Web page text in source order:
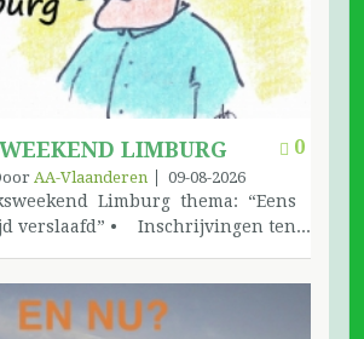
een bijdrage voor de Europese
in York een bijdrage voor de
(WDO) Voorbeelden
van €40 aan de PW (met
‘De Dronkaards’ – bijdrage
bijdrage €20 Groep ‘De
bijdrage PW €30 en ADC €10
0
LIMBURG
AA-Vlaanderen 09-08-2026
Limburg thema: “Eens
verslaafd” • Inschrijvingen ten
ingeschreven worden voor de
zondag zonder overnachting.